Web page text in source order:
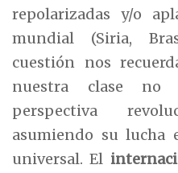
repolarizadas y/o
mundial (Siria,
cuestión nos
nuestra clase no
perspectiva
asumiendo su
universal. El